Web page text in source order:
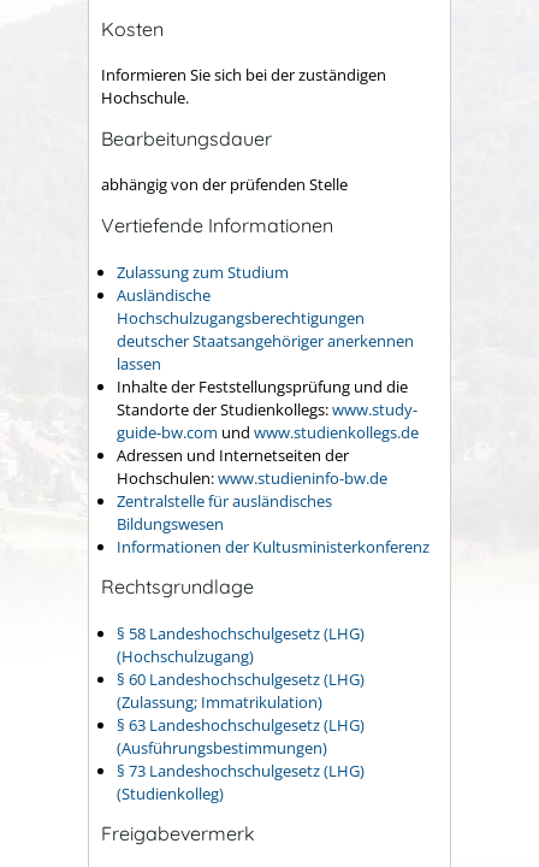
Kosten
Informieren Sie sich bei der zuständigen
Hochschule.
Bearbeitungsdauer
abhängig von der prüfenden Stelle
Vertiefende Informationen
Zulassung zum Studium
Ausländische
Hochschulzugangsberechtigungen
deutscher Staatsangehöriger anerkennen
lassen
Inhalte der Feststellungsprüfung und die
Standorte der Studienkollegs:www.study-
guide-bw.com und www.studienkollegs.de
Adressen und Internetseiten der
Hochschulen:www.studieninfo-bw.de
Zentralstelle für ausländisches
Bildungswesen
Informationen der Kultusministerkonferenz
Rechtsgrundlage
§ 58 Landeshochschulgesetz (LHG)
(Hochschulzugang)
§ 60 Landeshochschulgesetz (LHG)
(Zulassung; Immatrikulation)
§ 63 Landeshochschulgesetz (LHG)
(Ausführungsbestimmungen)
§ 73 Landeshochschulgesetz (LHG)
(Studienkolleg)
Freigabevermerk